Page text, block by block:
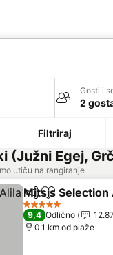
Gosti i
2
Filtriraj
(Južni Egej,
utiču na rangiranje
Deli Dodati u
Mitsis Selection
5 Zvezdice
9,4 Odlično
0.1 km od plaže